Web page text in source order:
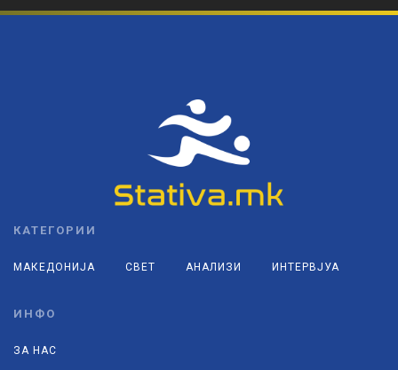
КАТЕГОРИИ
МАКЕДОНИЈА СВЕТ АНАЛИЗИ ИНТЕРВЈУА
ИНФО
ЗА НАС